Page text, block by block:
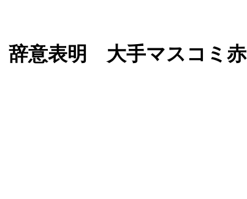
辞意表明 大手マスコミ赤